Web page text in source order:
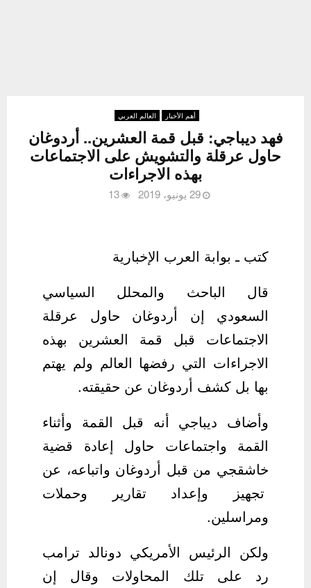
أهم الأخبار العالم العربي
‏فهد ديباجي: قبل قمة العشرين.. أردوغان
حاول عرقلة والتشويش على الاجتماعات
بهذه الاجراءات
29 يونيو، 2019 13
كتب ـ بوابة العرب الإخبارية
قال الباحث والمحلل السياسي
السعودي إن أردوغان حاول عرقلة
الاجتماعات قبل قمة العشرين بهذه
الاجراءات التي رفضها العالم ولم يهتم
بها بل كشف أردوغان عن حقيقته.
وأضاف ديباجي أنه قبل القمة وأثناء
القمة واجتماعات حاول إعادة قضية
خاشقجي من قبل أردوغان واتباعه، عن
تجهيز وإعداد تقارير وحملات
ومراسلين.
‏ولكن الرئيس الأمريكي دونالد ترامب
رد على تلك المحاولات وقال إن